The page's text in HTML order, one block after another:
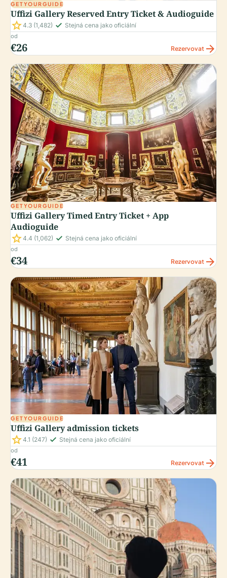
GETYOURGUIDE
Uffizi Gallery Reserved Entry Ticket & Audioguide
star4.3 (1,482) check_small Stejná cena jako oficiální
od
€26 Rezervovat arrow_forward
GETYOURGUIDE
Uffizi Gallery Timed Entry Ticket + App
Audioguide
star4.4 (1,062) check_small Stejná cena jako oficiální
od
€34 Rezervovat arrow_forward
GETYOURGUIDE
Uffizi Gallery admission tickets
star4.1 (247) check_small Stejná cena jako oficiální
od
€41 Rezervovat arrow_forward